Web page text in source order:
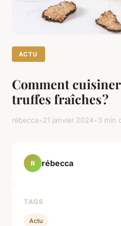
ACTU
Comment cuisiner
truffes fraîches ?
rébecca•21 janvier 2024•3 min
R rébecca
TAGS
Actu